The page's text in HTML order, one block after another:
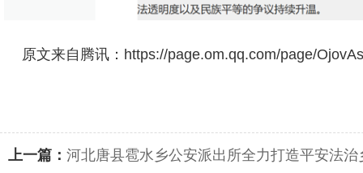
原文来自腾讯：https://page.om.qq.com/page/
上一篇： 河北唐县雹水乡公安派出所全力打造平安法治